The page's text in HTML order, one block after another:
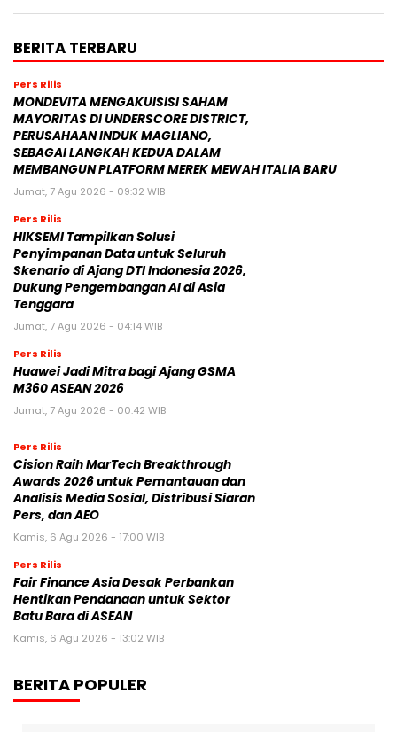
BERITA TERBARU
Pers Rilis
MONDEVITA MENGAKUISISI SAHAM
MAYORITAS DI UNDERSCORE DISTRICT,
PERUSAHAAN INDUK MAGLIANO,
SEBAGAI LANGKAH KEDUA DALAM
MEMBANGUN PLATFORM MEREK MEWAH ITALIA BARU
Jumat, 7 Agu 2026 - 09:32 WIB
Pers Rilis
HIKSEMI Tampilkan Solusi
Penyimpanan Data untuk Seluruh
Skenario di Ajang DTI Indonesia 2026,
Dukung Pengembangan AI di Asia
Tenggara
Jumat, 7 Agu 2026 - 04:14 WIB
Pers Rilis
Huawei Jadi Mitra bagi Ajang GSMA
M360 ASEAN 2026
Jumat, 7 Agu 2026 - 00:42 WIB
Pers Rilis
Cision Raih MarTech Breakthrough
Awards 2026 untuk Pemantauan dan
Analisis Media Sosial, Distribusi Siaran
Pers, dan AEO
Kamis, 6 Agu 2026 - 17:00 WIB
Pers Rilis
Fair Finance Asia Desak Perbankan
Hentikan Pendanaan untuk Sektor
Batu Bara di ASEAN
Kamis, 6 Agu 2026 - 13:02 WIB
BERITA POPULER